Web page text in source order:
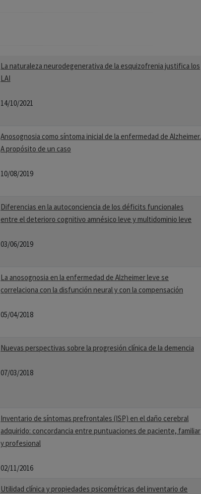
La naturaleza neurodegenerativa de la esquizofrenia justifica los
LAI
14/10/2021
Anosognosia como síntoma inicial de la enfermedad de Alzheimer.
A propósito de un caso
10/08/2019
Diferencias en la autoconciencia de los déficits funcionales
entre el deterioro cognitivo amnésico leve y multidominio leve
03/06/2019
La anosognosia en la enfermedad de Alzheimer leve se
correlaciona con la disfunción neural y con la compensación
05/04/2018
Nuevas perspectivas sobre la progresión clínica de la demencia
07/03/2018
Inventario de síntomas prefrontales (ISP) en el daño cerebral
adquirido: concordancia entre puntuaciones de paciente, familiar
y profesional
02/11/2016
Utilidad clínica y propiedades psicométricas del inventario de